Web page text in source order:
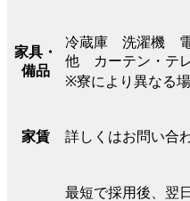
家具・
備品
冷蔵庫 洗濯機
他 カーテン・テ
※寮により異なる
家賃 詳しくはお問い合
最短で採用後、翌